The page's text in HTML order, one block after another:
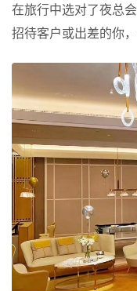
在旅行中选对了夜总
招待客户或出差的你